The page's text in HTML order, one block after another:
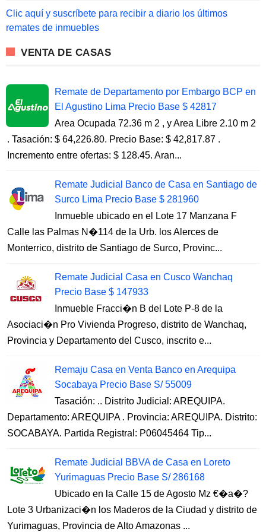
o
:
Clic aquí y suscríbete para recibir a diario los últimos
remates de inmuebles
VENTA DE CASAS
Remate de Departamento por Embargo BCP en
El Agustino Lima Precio Base $ 42817
Area Ocupada 72.36 m 2 , y Area Libre 2.10 m 2
. Tasación: $ 64,226.80. Precio Base: $ 42,817.87 .
Incremento entre ofertas: $ 128.45. Aran...
Remate Judicial Banco de Casa en Santiago de
Surco Lima Precio Base $ 281960
Inmueble ubicado en el Lote 17 Manzana F
Calle las Palmas N�114 de la Urb. los Alerces de
Monterrico, distrito de Santiago de Surco, Provinc...
Remate Judicial Casa en Cusco Wanchaq
Precio Base $ 147933
Inmueble Fracci�n B del Lote P-8 de la
Asociaci�n Pro Vivienda Progreso, distrito de Wanchaq,
Provincia y Departamento del Cusco, inscrito e...
Remaju Casa en Venta Banco en Arequipa
Socabaya Precio Base S/ 55009
Tasación: .. Distrito Judicial: AREQUIPA.
Departamento: AREQUIPA . Provincia: AREQUIPA. Distrito:
SOCABAYA. Partida Registral: P06045464 Tip...
Remate Judicial BBVA de Casa en Loreto
Yurimaguas Precio Base S/ 286168
Ubicado en la Calle 15 de Agosto Mz €�a�?
Lote 3 Urbanizaci�n los Maderos de la Ciudad y distrito de
Yurimaguas, Provincia de Alto Amazonas ...